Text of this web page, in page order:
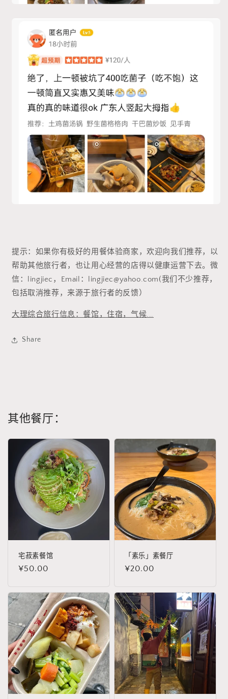
提示：如果你有极好的用餐体验商家，欢迎向我们推荐，以
帮助其他旅行者，也让用心经营的店得以健康运营下去。微
信：lingjiec，Email：lingjiec@yahoo.com(我们不少推荐，
包括取消推荐，来源于旅行者的反馈）
大理综合旅行信息：餐馆，住宿，气候...
Share
其他餐厅：
宅菽素餐馆
常
价
格
¥50.00
「素乐」素餐厅
常
价
格
¥20.00